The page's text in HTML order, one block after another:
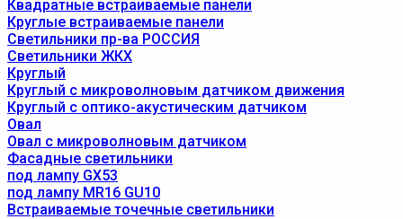
Квадратные встраиваемые панели
Круглые встраиваемые панели
Светильники пр-ва РОССИЯ
Светильники ЖКХ
Круглый
Круглый с микроволновым датчиком движения
Круглый с оптико-акустическим датчиком
Овал
Овал с микроволновым датчиком
Фасадные светильники
под лампу GX53
под лампу MR16 GU10
Встраиваемые точечные светильники